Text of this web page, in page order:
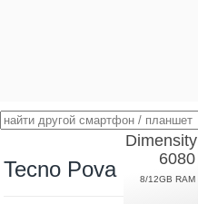
Tecno Pova 6 Pro
Dimensity
6080
8/12GB RAM